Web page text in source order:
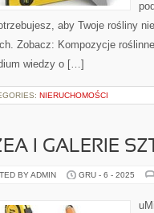
aby Twoje rośliny
Zobacz: Kompozycje
wiedzy o […]
NIERUCHOMOŚCI
I GALERIE
BY ADMIN GRU - 6 - 2025